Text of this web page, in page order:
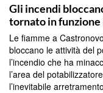
Gli incendi
tornato in
Le fiamme a
bloccano le attività del
l’incendio che ha
l’area del
l’inevitabile